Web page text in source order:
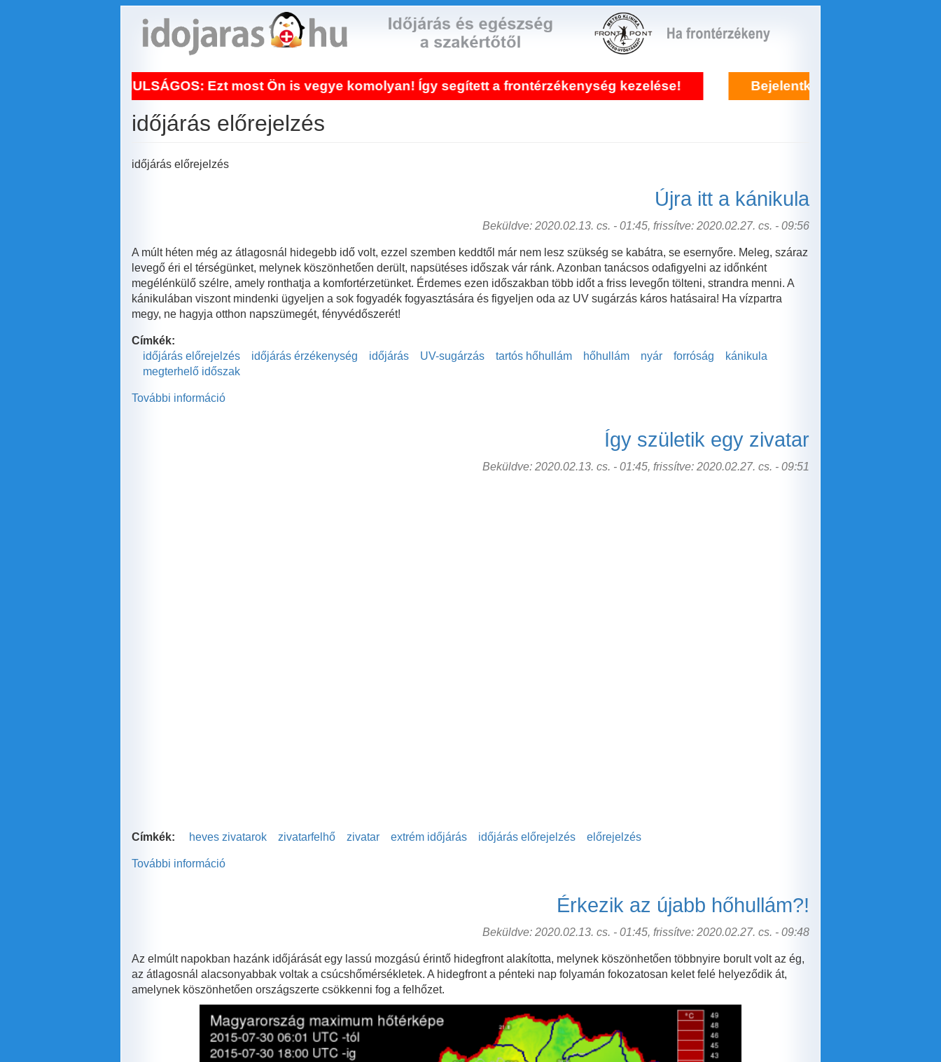
NAPI TANULSÁGOS: Ezt most Ön is vegye komolyan! Így segített a frontérzékenység kezelése! Bejelentkezés frontérzékenység
időjárás előrejelzés
időjárás előrejelzés
Újra itt a kánikula
Beküldve: 2020.02.13. cs. - 01:45, frissítve: 2020.02.27. cs. - 09:56
A múlt héten még az átlagosnál hidegebb idő volt, ezzel szemben keddtől már nem lesz szükség se kabátra, se esernyőre. Meleg, száraz
levegő éri el térségünket, melynek köszönhetően derült, napsütéses időszak vár ránk. Azonban tanácsos odafigyelni az időnként
megélénkülő szélre, amely ronthatja a komfortérzetünket. Érdemes ezen időszakban több időt a friss levegőn tölteni, strandra menni. A
kánikulában viszont mindenki ügyeljen a sok fogyadék fogyasztására és figyeljen oda az UV sugárzás káros hatásaira! Ha vízpartra
megy, ne hagyja otthon napszümegét, fényvédőszerét!
Címkék:
időjárás előrejelzés
időjárás érzékenység időjárás UV-sugárzás tartós hőhullám hőhullám nyár forróság
kánikula
megterhelő időszak
További információ
Így születik egy zivatar
Beküldve: 2020.02.13. cs. - 01:45, frissítve: 2020.02.27. cs. - 09:51
Címkék: heves zivatarok zivatarfelhő zivatar extrém időjárás időjárás előrejelzés előrejelzés
További információ
Érkezik az újabb hőhullám?!
Beküldve: 2020.02.13. cs. - 01:45, frissítve: 2020.02.27. cs. - 09:48
Az elmúlt napokban hazánk időjárását egy lassú mozgású érintő hidegfront alakította, melynek köszönhetően többnyire borult volt az ég,
az átlagosnál alacsonyabbak voltak a csúcshőmérsékletek. A hidegfront a pénteki nap folyamán fokozatosan kelet felé helyeződik át,
amelynek köszönhetően országszerte csökkenni fog a felhőzet.